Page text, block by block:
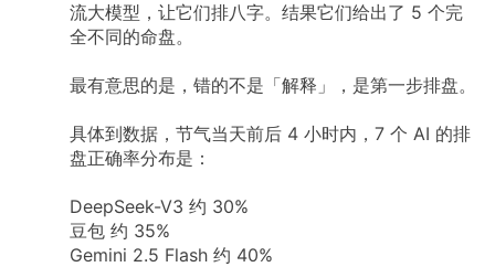
流大模型，让它们排八字。结果它们给出了 5 个完
全不同的命盘。
最有意思的是，错的不是「解释」，是第一步排盘。
具体到数据，节气当天前后 4 小时内，7 个 AI 的排
盘正确率分布是：
DeepSeek-V3 约 30%
豆包 约 35%
Gemini 2.5 Flash 约 40%